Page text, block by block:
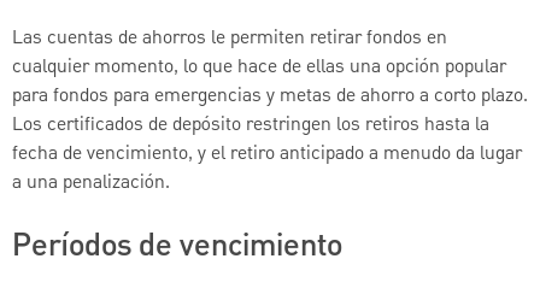
Las cuentas de ahorros le permiten retirar fondos en
cualquier momento, lo que hace de ellas una opción popular
para fondos para emergencias y metas de ahorro a corto plazo.
Los certificados de depósito restringen los retiros hasta la
fecha de vencimiento, y el retiro anticipado a menudo da lugar
a una penalización.
Períodos de vencimiento